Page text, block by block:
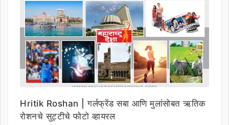
Hritik Roshan | गर्लफ्रेंड सबा आणि मुलांसोबत ऋतिक
रोशनचे सुट्टीचे फोटो व्हायरल